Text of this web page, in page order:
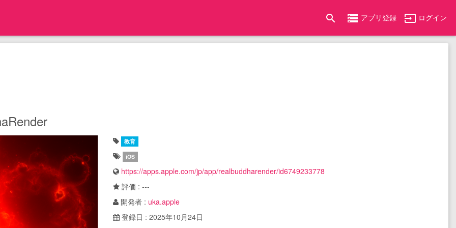
search storage アプリ登録 input ログイン
教育
iOS
https://apps.apple.com/jp/app/realbuddharender/id6749233778
評価 : ---
開発者 : uka.apple
登録日 : 2025年10月24日